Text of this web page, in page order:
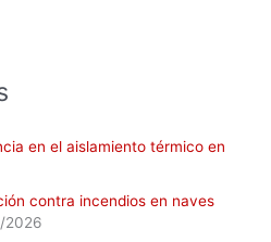
en el aislamiento térmico en
contra incendios en naves
2026